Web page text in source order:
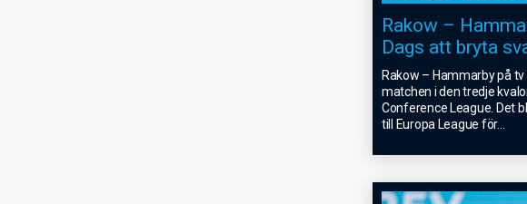
Rakow –
Dags att bryta
Rakow – Hammarby på
matchen i den tredje
Conference League. Det
till Europa League för...